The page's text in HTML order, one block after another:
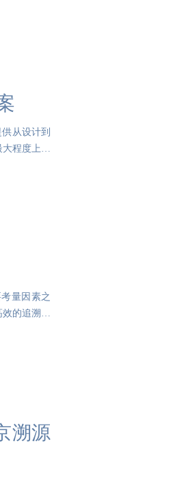
从设计到
程度上保
量因素之
的追溯管
溯源